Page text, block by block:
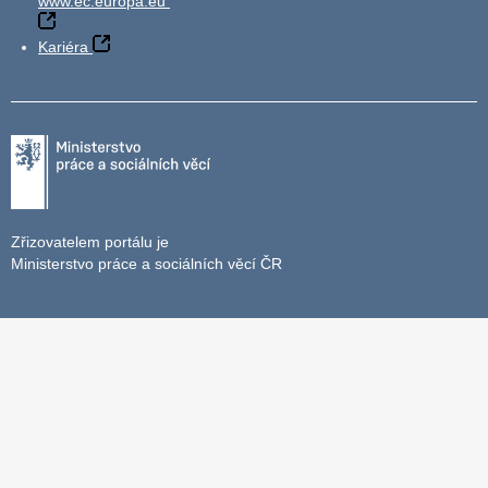
Kariéra
Zřizovatelem portálu je
Ministerstvo práce a sociálních věcí ČR